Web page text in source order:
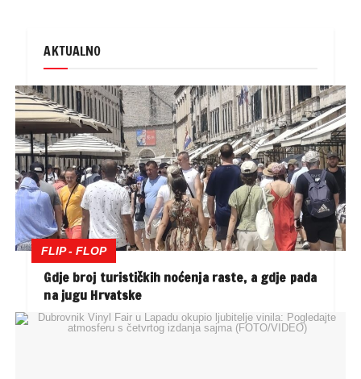
AKTUALNO
FLIP - FLOP
Gdje broj turističkih noćenja raste, a gdje pada
na jugu Hrvatske